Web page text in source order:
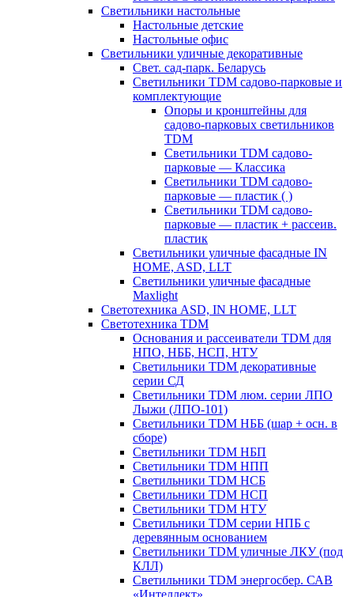
Светильники настольные
Настольные детские
Настольные офис
Светильники уличные декоративные
Свет. сад-парк. Беларусь
Светильники TDM садово-парковые и
комплектующие
Опоры и кронштейны для
садово-парковых светильников
TDM
Светильники TDM садово-
парковые — Классика
Светильники TDM садово-
парковые — пластик ( )
Светильники TDM садово-
парковые — пластик + рассеив.
пластик
Светильники уличные фасадные IN
HOME, ASD, LLT
Светильники уличные фасадные
Maxlight
Светотехника ASD, IN HOME, LLT
Светотехника TDM
Основания и рассеиватели TDM для
НПО, НББ, НСП, НТУ
Светильники TDM декоративные
серии СД
Светильники TDM люм. серии ЛПО
Лыжи (ЛПО-101)
Светильники TDM НББ (шар + осн. в
сборе)
Светильники TDM НБП
Светильники TDM НПП
Светильники TDM НСБ
Светильники TDM НСП
Светильники TDM НТУ
Светильники TDM серии НПБ с
деревянным основанием
Светильники TDM уличные ЛКУ (под
КЛЛ)
Светильники TDM энергосбер. САВ